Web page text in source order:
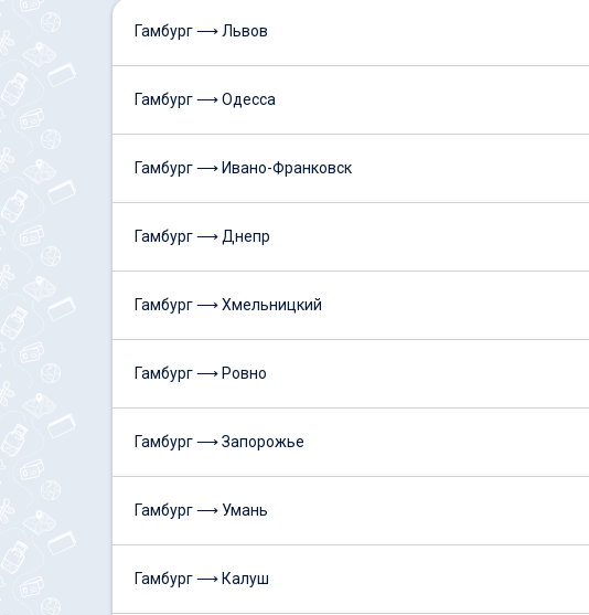
Гамбург ⟶ Львов
Гамбург ⟶ Одесса
Гамбург ⟶ Ивано-Франковск
Гамбург ⟶ Днепр
Гамбург ⟶ Хмельницкий
Гамбург ⟶ Ровно
Гамбург ⟶ Запорожье
Гамбург ⟶ Умань
Гамбург ⟶ Калуш